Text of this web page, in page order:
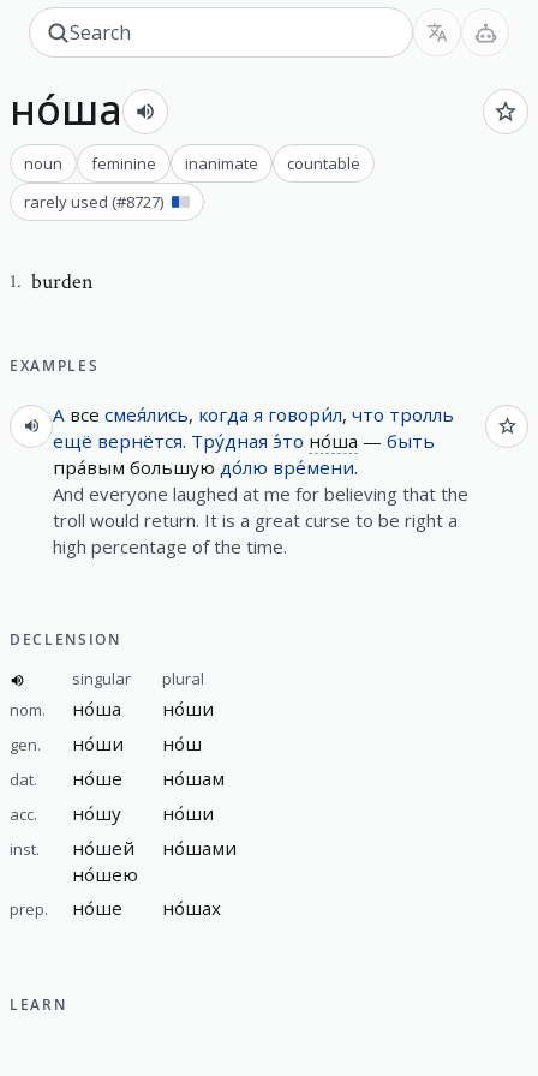
но́ша
noun feminine inanimate
countable
rarely used (#8727)
1. burden
EXAMPLES
А все смея́лись, когда я говори́л, что тролль
ещё вернётся. Тру́дная э́то но́ша — быть
пра́вым большую до́лю вре́мени.
And everyone laughed at me for believing that the
troll would return. It is a great curse to be right a
high perсentage of the time.
DECLENSION
singular
plural
nom.
но́ша но́ши
gen. но́ши но́ш
dat. но́ше но́шам
acc. но́шу но́ши
inst.
но́шей
но́шею
но́шами
prep. но́ше но́шах
LEARN